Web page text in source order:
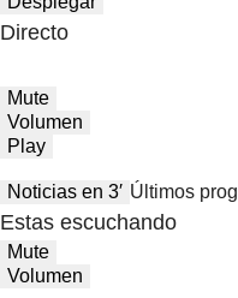
Directo
Mute
Volumen
Play
Noticias en 3′ Últimos
Estas escuchando
Mute
Volumen